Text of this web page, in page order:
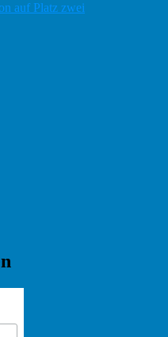
auf Platz zwei